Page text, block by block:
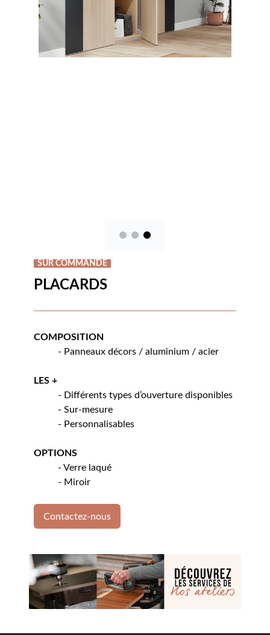
SUR COMMANDE
PLACARDS
COMPOSITION
- Panneaux décors / aluminium / acier
LES +
- Différents types d’ouverture disponibles
- Sur-mesure
- Personnalisables
OPTIONS
- Verre laqué
- Miroir
Contactez-nous